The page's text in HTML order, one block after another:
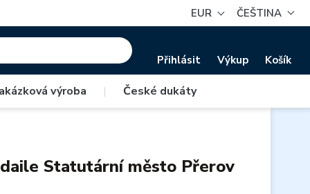
EUR ČEŠTINA
Přihlásit Výkup Košík
výroba | České dukáty
Statutární město Přerov